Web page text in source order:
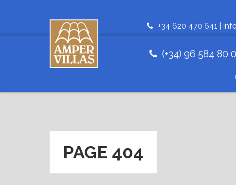
+34 620 470 641 |
(+34) 96 584 80
PAGE 404